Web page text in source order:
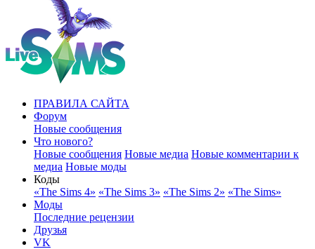
ПРАВИЛА САЙТА
Форум
Новые сообщения
Что нового?
Новые сообщения Новые медиа Новые комментарии к
медиа Новые моды
Коды
«The Sims 4» «The Sims 3» «The Sims 2» «The Sims»
Моды
Последние рецензии
Друзья
VK